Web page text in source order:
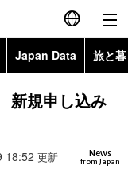
English
简体字
Japan Data 旅と
Topics
新規申し込み
News
from Japan
18:52 更新